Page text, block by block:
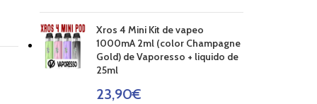
Xros 4 Mini Kit de vapeo
1000mA 2ml (color Champagne
Gold) de Vaporesso + liquido de
25ml
23,90€